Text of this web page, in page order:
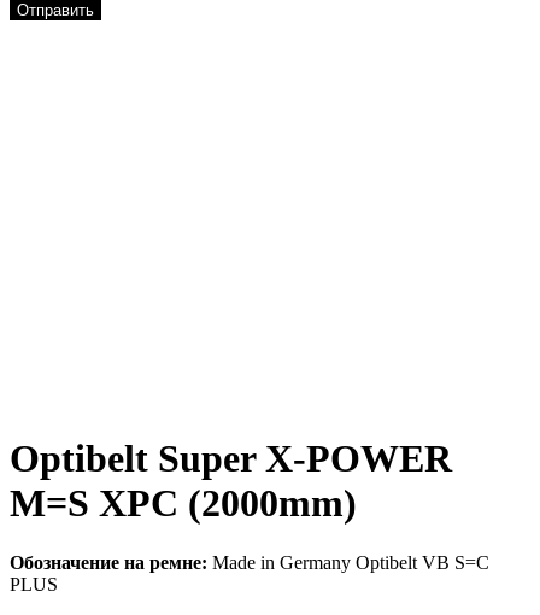
Отправить
Optibelt Super X-POWER
M=S XPC (2000mm)
Обозначение на ремне: Made in Germany Optibelt VB S=C
PLUS